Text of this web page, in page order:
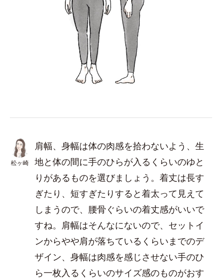
松ヶ崎
肩幅、身幅は体の肉感を拾わないよう、生
地と体の間に手のひらが入るくらいのゆと
りがあるものを選びましょう。着丈は長す
ぎたり、短すぎたりすると着太って見えて
しまうので、腰骨ぐらいの着丈感がいいで
すね。肩幅はそんなにないので、セットイ
ンからやや肩が落ちているくらいまでのデ
ザイン、身幅は肉感を感じさせない手のひ
ら一枚入るくらいのサイズ感のものがおす